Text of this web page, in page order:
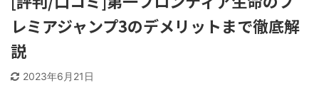
レミアジャンプ3のデメリットまで徹底解
説
2023年6月21日